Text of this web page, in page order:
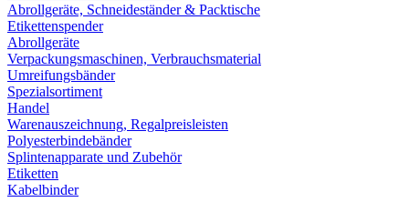
Abrollgeräte, Schneideständer & Packtische
Etikettenspender
Abrollgeräte
Verpackungsmaschinen, Verbrauchsmaterial
Umreifungsbänder
Spezialsortiment
Handel
Warenauszeichnung, Regalpreisleisten
Polyesterbindebänder
Splintenapparate und Zubehör
Etiketten
Kabelbinder